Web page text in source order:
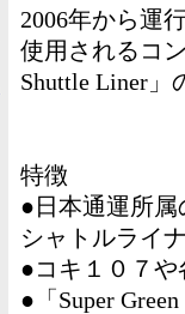
2006年から運
使用されるコ
Shuttle Liner」
特徴
●日本通運所属
シャトルライ
●コキ１０７
●「Super